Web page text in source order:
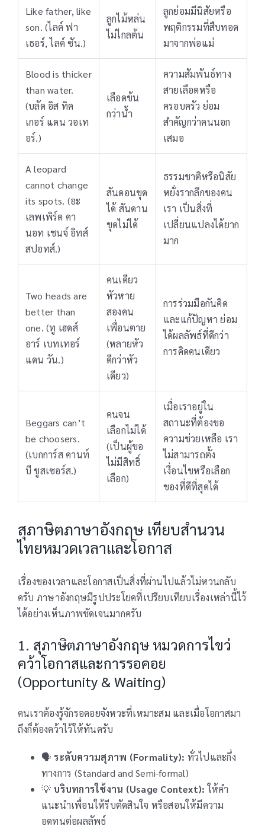
Like father, like
son. (ไลค์ ฟา
เธอร์, ไลค์ ซัน.)
ลูกไม้หล่น
ไม่ไกลต้น
ลูกย่อมมีนิสัยหรือ
พฤติกรรมที่สืบทอด
มาจากพ่อแม่
Blood is thicker
than water.
(บลัด อิส ทิค
เกอร์ แดน วอเท
อร์.)
เลือดข้น
กว่าน้ำ
ความสัมพันธ์ทาง
สายเลือดหรือ
ครอบครัว ย่อม
สำคัญกว่าคนนอก
เสมอ
A leopard
cannot change
its spots. (อะ
เลพเพิร์ด คา
นอท เชนจ์ อิทส์
สปอทส์.)
สันดอนขุด
ได้ สันดาน
ขุดไม่ได้
ธรรมชาติหรือนิสัย
หยั่งรากลึกของคน
เรา เป็นสิ่งที่
เปลี่ยนแปลงได้ยาก
มาก
Two heads are
better than
one. (ทู เฮดส์
อาร์ เบทเทอร์
แดน วัน.)
คนเดียว
หัวหาย
สองคน
เพื่อนตาย
(หลายหัว
ดีกว่าหัว
เดียว)
การร่วมมือกันคิด
และแก้ปัญหา ย่อม
ได้ผลลัพธ์ที่ดีกว่า
การคิดคนเดียว
Beggars can’t
be choosers.
(เบกการ์ส คานท์
บี ชูสเซอร์ส.)
คนจน
เลือกไม่ได้
(เป็นผู้ขอ
ไม่มีสิทธิ์
เลือก)
เมื่อเราอยู่ใน
สถานะที่ต้องขอ
ความช่วยเหลือ เรา
ไม่สามารถตั้ง
เงื่อนไขหรือเลือก
ของที่ดีที่สุดได้
สุภาษิตภาษาอังกฤษ เทียบสำนวน
ไทยหมวดเวลาและโอกาส
เรื่องของเวลาและโอกาสเป็นสิ่งที่ผ่านไปแล้วไม่หวนกลับ
ครับ ภาษาอังกฤษมีรูปประโยคที่เปรียบเทียบเรื่องเหล่านี้ไว้
ได้อย่างเห็นภาพชัดเจนมากครับ
1. สุภาษิตภาษาอังกฤษ หมวดการไขว่
คว้าโอกาสและการรอคอย
(Opportunity & Waiting)
คนเราต้องรู้จักรอคอยจังหวะที่เหมาะสม และเมื่อโอกาสมา
ถึงก็ต้องคว้าไว้ให้ทันครับ
🗣️ระดับความสุภาพ (Formality): ทั่วไปและกึ่ง
ทางการ (Standard and Semi-formal)
💡 บริบทการใช้งาน (Usage Context): ให้คำ
แนะนำเพื่อนให้รีบตัดสินใจ หรือสอนให้มีความ
อดทนต่อผลลัพธ์